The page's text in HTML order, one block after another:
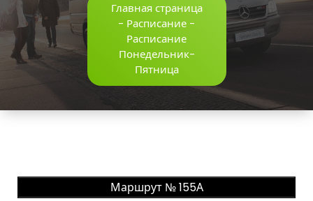
Главная страница
- Расписание -
Расписание
Понедельник-
Пятница
Маршрут № 155А